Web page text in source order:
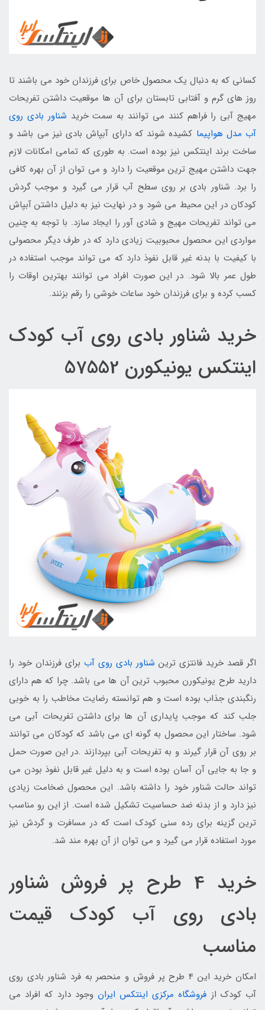
کسانی که به دنبال یک محصول خاص برای فرزندان خود می باشند تا
روز های گرم و آفتابی تابستان برای آن ها موقعیت داشتن تفریحات
مهیج آبی را فراهم کنند می توانند به سمت خرید شناور بادی روی
آب مدل هواپیما کشیده شوند که دارای آبپاش بادی نیز می باشد و
ساخت برند اینتکس نیز بوده است. به طوری که تمامی امکانات لازم
جهت داشتن مهیج ترین موقعیت را دارد و می توان از آن بهره کافی
را برد. شناور بادی بر روی سطح آب قرار می گیرد و موجب گردش
کودکان در این محیط می شود و در نهایت نیز به دلیل داشتن آبپاش
می تواند تفریحات مهیج و شادی آور را ایجاد سازد. با توجه به چنین
مواردی این محصول محبوبیت زیادی دارد که در طرف دیگر محصولی
با کیفیت با بدنه غیر قابل نفوذ دارد که می تواند موجب استفاده در
طول عمر بالا شود. در این صورت افراد می توانند بهترین اوقات را
کسب کرده و برای فرزندان خود ساعات خوشی را رقم بزنند.
خرید شناور بادی روی آب کودک
اینتکس یونیکورن 57552
اگر قصد خرید فانتزی ترین شناور بادی روی آب برای فرزندان خود را
دارید طرح یونیکورن محبوب ترین آن ها می باشد. چرا که هم دارای
رنگبندی جذاب بوده است و هم توانسته رضایت مخاطب را به خوبی
جلب کند که موجب پایداری آن ها برای داشتن تفریحات آبی می
شود. ساختار این محصول به گونه ای می باشد که کودکان می توانند
بر روی آن قرار گیرند و به تفریحات آبی بپردازند .در این صورت حمل
و جا به جایی آن آسان بوده است و به دلیل غیر قابل نفوذ بودن می
تواند حالت شناور خود را داشته باشد. این محصول ضخامت زیادی
نیز دارد و از بدنه ضد حساسیت تشکیل شده است. از این رو مناسب
ترین گزینه برای رده سنی کودک است که در مسافرت و گردش نیز
مورد استفاده قرار می گیرد و می توان از آن بهره مند شد.
خرید 4 طرح پر فروش شناور
بادی روی آب کودک قیمت
مناسب
امکان خرید این 4 طرح پر فروش و منحصر به فرد شناور بادی روی
آب کودک از فروشگاه مرکزی اینتکس ایران وجود دارد که افراد می